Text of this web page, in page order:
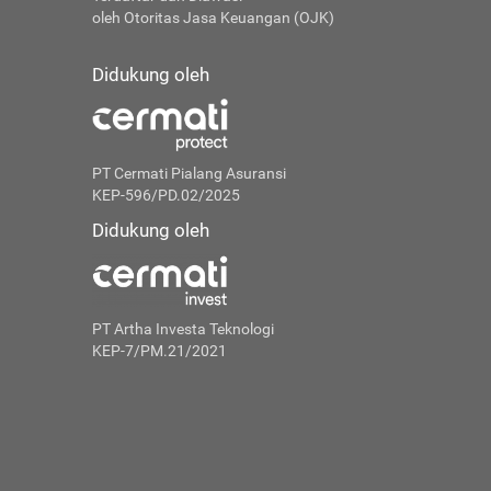
oleh Otoritas Jasa Keuangan (OJK)
Didukung oleh
PT Cermati Pialang Asuransi
KEP-596/PD.02/2025
Didukung oleh
PT Artha Investa Teknologi
KEP-7/PM.21/2021